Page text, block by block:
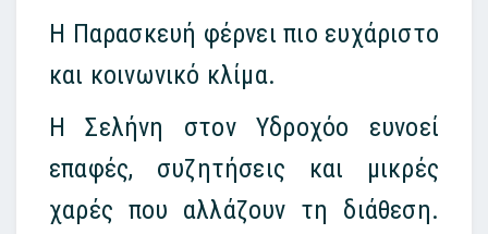
Η Παρασκευή φέρνει πιο ευχάριστο
και κοινωνικό κλίμα.
Η Σελήνη στον Υδροχόο ευνοεί
επαφές, συζητήσεις και μικρές
χαρές που αλλάζουν τη διάθεση.